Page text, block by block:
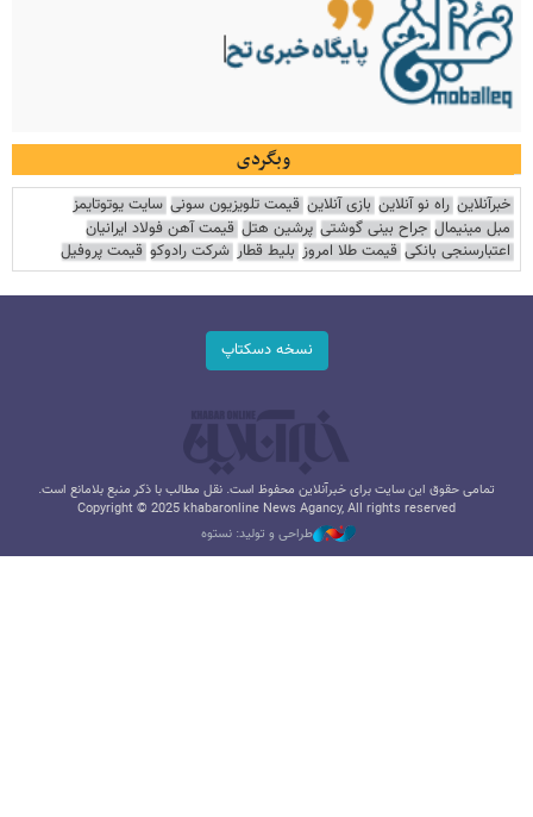
وبگردی
خبرآنلاین راه نو آنلاین بازی آنلاین قیمت تلویزیون سونی سایت یوتوتایمز
مبل مینیمال جراح بینی گوشتی پرشین هتل قیمت آهن فولاد ایرانیان
اعتبارسنجی بانکی قیمت طلا امروز بلیط قطار شرکت رادوکو قیمت پروفیل
نسخه دسکتاپ
تمامی حقوق این سایت برای خبرآنلاین محفوظ است. نقل مطالب با ذکر منبع بلامانع است.
Copyright © 2025 khabaronline News Agancy, All rights reserved
طراحی و تولید: نستوه